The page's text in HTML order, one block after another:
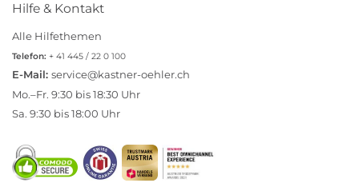
Hilfe & Kontakt
Alle Hilfethemen
Telefon: + 41 445 / 22 0 100
E-Mail: service@kastner-oehler.ch
Mo.–Fr. 9:30 bis 18:30 Uhr
Sa. 9:30 bis 18:00 Uhr